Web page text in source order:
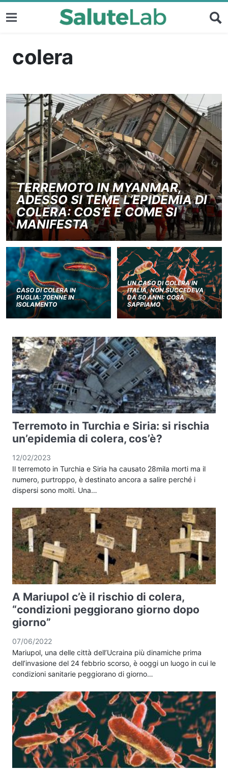
colera
TERREMOTO IN MYANMAR,
ADESSO SI TEME L’EPIDEMIA DI
COLERA: COS’È E COME SI
MANIFESTA
CASO DI COLERA IN
PUGLIA: 70ENNE IN
ISOLAMENTO
UN CASO DI COLERA IN
ITALIA, NON SUCCEDEVA
DA 50 ANNI: COSA
SAPPIAMO
Terremoto in Turchia e Siria: si rischia
un’epidemia di colera, cos’è?
12/02/2023
Il terremoto in Turchia e Siria ha causato 28mila morti ma il
numero, purtroppo, è destinato ancora a salire perché i
dispersi sono molti. Una…
A Mariupol c’è il rischio di colera,
“condizioni peggiorano giorno dopo
giorno”
07/06/2022
Mariupol, una delle città dell’Ucraina più dinamiche prima
dell’invasione del 24 febbrio scorso, è ooggi un luogo in cui le
condizioni sanitarie peggiorano di giorno…